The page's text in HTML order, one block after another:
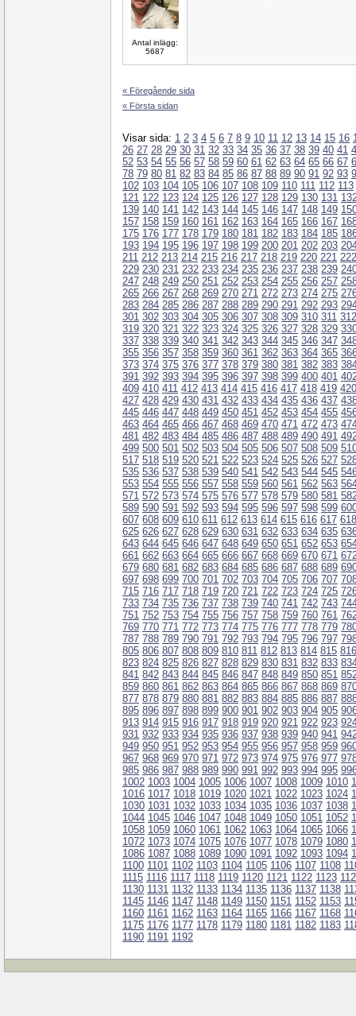
Antal inlägg:
5687
« Föregående sida
« Första sidan
Visar sida: 1 2 3 4 5 6 7 8 9 10 11 12 13 14 15 16
26 27 28 29 30 31 32 33 34 35 36 37 38 39 40 41
52 53 54 55 56 57 58 59 60 61 62 63 64 65 66 67
78 79 80 81 82 83 84 85 86 87 88 89 90 91 92 93
102 103 104 105 106 107 108 109 110 111 112 113
121 122 123 124 125 126 127 128 129 130 131
139 140 141 142 143 144 145 146 147 148 149
157 158 159 160 161 162 163 164 165 166 167
175 176 177 178 179 180 181 182 183 184 185
193 194 195 196 197 198 199 200 201 202 203
211 212 213 214 215 216 217 218 219 220 221 222
229 230 231 232 233 234 235 236 237 238 239
247 248 249 250 251 252 253 254 255 256 257
265 266 267 268 269 270 271 272 273 274 275
283 284 285 286 287 288 289 290 291 292 293
301 302 303 304 305 306 307 308 309 310 311 312
319 320 321 322 323 324 325 326 327 328 329
337 338 339 340 341 342 343 344 345 346 347
355 356 357 358 359 360 361 362 363 364 365
373 374 375 376 377 378 379 380 381 382 383
391 392 393 394 395 396 397 398 399 400 401
409 410 411 412 413 414 415 416 417 418 419 420
427 428 429 430 431 432 433 434 435 436 437
445 446 447 448 449 450 451 452 453 454 455
463 464 465 466 467 468 469 470 471 472 473
481 482 483 484 485 486 487 488 489 490 491
499 500 501 502 503 504 505 506 507 508 509
517 518 519 520 521 522 523 524 525 526 527
535 536 537 538 539 540 541 542 543 544 545
553 554 555 556 557 558 559 560 561 562 563
571 572 573 574 575 576 577 578 579 580 581
589 590 591 592 593 594 595 596 597 598 599
607 608 609 610 611 612 613 614 615 616 617 618
625 626 627 628 629 630 631 632 633 634 635
643 644 645 646 647 648 649 650 651 652 653
661 662 663 664 665 666 667 668 669 670 671
679 680 681 682 683 684 685 686 687 688 689
697 698 699 700 701 702 703 704 705 706 707
715 716 717 718 719 720 721 722 723 724 725
733 734 735 736 737 738 739 740 741 742 743
751 752 753 754 755 756 757 758 759 760 761
769 770 771 772 773 774 775 776 777 778 779
787 788 789 790 791 792 793 794 795 796 797
805 806 807 808 809 810 811 812 813 814 815 816
823 824 825 826 827 828 829 830 831 832 833
841 842 843 844 845 846 847 848 849 850 851
859 860 861 862 863 864 865 866 867 868 869
877 878 879 880 881 882 883 884 885 886 887
895 896 897 898 899 900 901 902 903 904 905
913 914 915 916 917 918 919 920 921 922 923
931 932 933 934 935 936 937 938 939 940 941
949 950 951 952 953 954 955 956 957 958 959
967 968 969 970 971 972 973 974 975 976 977
985 986 987 988 989 990 991 992 993 994 995
1002 1003 1004 1005 1006 1007 1008 1009 1010
1016 1017 1018 1019 1020 1021 1022 1023 1024
1030 1031 1032 1033 1034 1035 1036 1037 1038
1044 1045 1046 1047 1048 1049 1050 1051 1052
1058 1059 1060 1061 1062 1063 1064 1065 1066
1072 1073 1074 1075 1076 1077 1078 1079 1080
1086 1087 1088 1089 1090 1091 1092 1093 1094
1100 1101 1102 1103 1104 1105 1106 1107 1108
1115 1116 1117 1118 1119 1120 1121 1122 1123
1130 1131 1132 1133 1134 1135 1136 1137 1138
1145 1146 1147 1148 1149 1150 1151 1152 1153
1160 1161 1162 1163 1164 1165 1166 1167 1168
1175 1176 1177 1178 1179 1180 1181 1182 1183
1190 1191 1192